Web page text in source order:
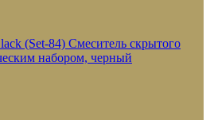
(Set-84) Смеситель скрытого
набором, черный